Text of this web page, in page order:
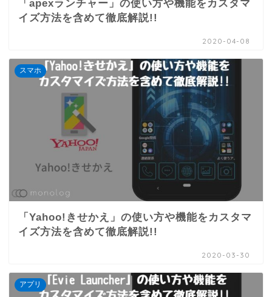
「apexランチャー」の使い方や機能をカスタマ
イズ方法を含めて徹底解説!!
2020-04-08
スマホ
「Yahoo!きせかえ」の使い方や機能をカスタマ
イズ方法を含めて徹底解説!!
2020-03-30
アプリ